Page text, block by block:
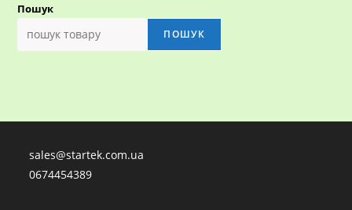
Пошук
ПОШУК
sales@startek.com.ua
0674454389